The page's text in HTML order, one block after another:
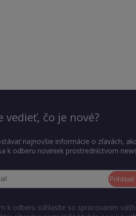
vedieť, čo je nové?
najnovšie informácie o zľavách,
k odberu noviniek prostredníctvom
k odberu súhlasíte so spracovaním